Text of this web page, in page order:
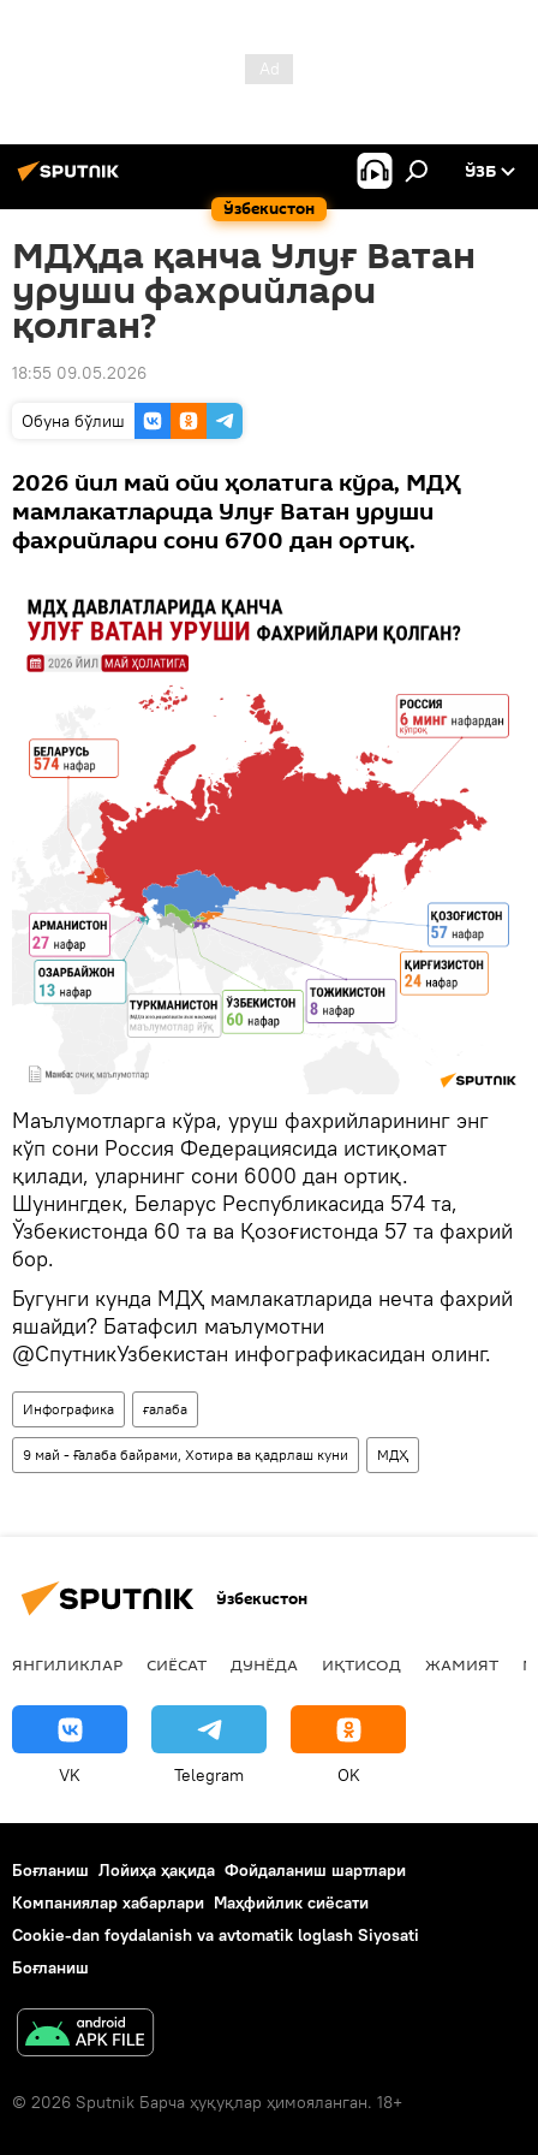
Ўзбекистон
ЎЗБ
МДҲда қанча Улуғ Ватан
уруши фахрийлари
қолган?
18:55 09.05.2026
Oбуна бўлиш
2026 йил май ойи ҳолатига кўра, МДҲ
мамлакатларида Улуғ Ватан уруши
фахрийлари сони 6700 дан ортиқ.
Маълумотларга кўра, уруш фахрийларининг энг
кўп сони Россия Федерациясида истиқомат
қилади, уларнинг сони 6000 дан ортиқ.
Шунингдек, Беларус Республикасида 574 та,
Ўзбекистонда 60 та ва Қозоғистонда 57 та фахрий
бор.
Бугунги кунда МДҲ мамлакатларида нечта фахрий
яшайди? Батафсил маълумотни
@СпутникУзбекистан инфографикасидан олинг.
Инфографика ғалаба
9 май - Ғалаба байрами, Хотира ва қадрлаш куни МДҲ
Ўзбекистон
ЯНГИЛИКЛАР СИЁСАТ ДУНЁДА ИҚТИСОД ЖАМИЯТ
VK Telegram OK
Боғланиш Лойиҳа ҳақида Фойдаланиш шартлари
Компаниялар хабарлари Маҳфийлик сиёсати
Cookie-dan foydalanish va avtomatik loglash Siyosati
Боғланиш
© 2026 Sputnik Барча ҳуқуқлар ҳимояланган. 18+